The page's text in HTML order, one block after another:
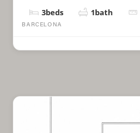
3beds 1bath
BARCELONA